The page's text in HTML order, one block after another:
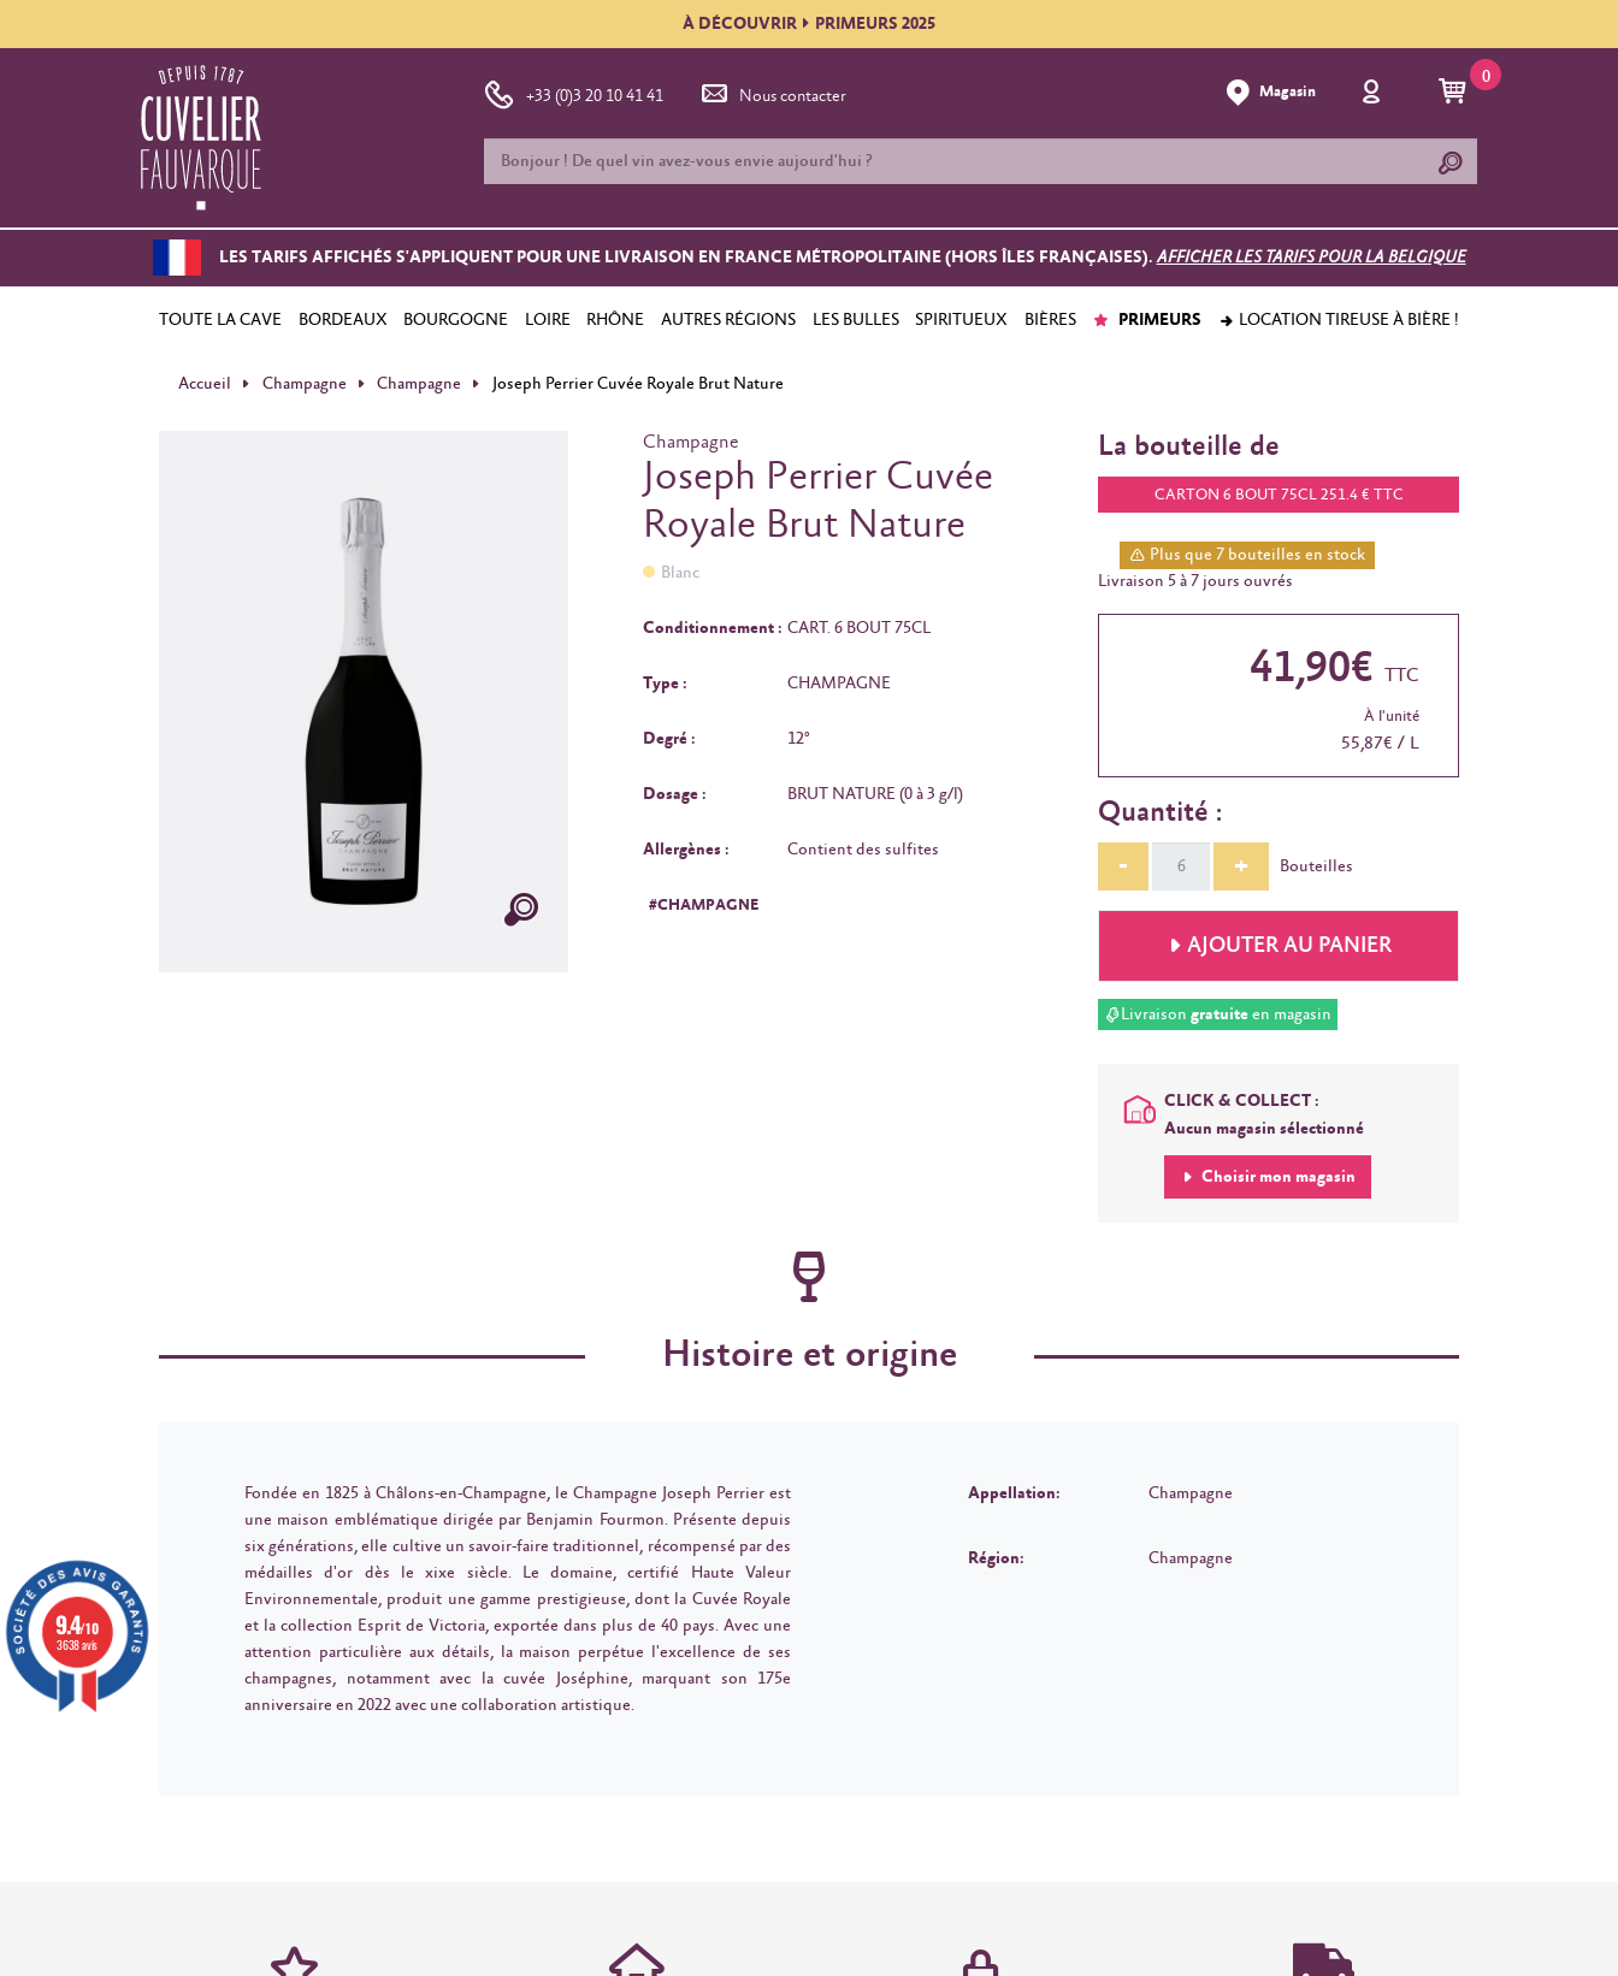
À DÉCOUVRIR PRIMEURS 2025
+33 (0)3 20 10 41 41 Nous contacter Magasin
0
LES TARIFS AFFICHÉS S'APPLIQUENT POUR UNE LIVRAISON EN FRANCE MÉTROPOLITAINE (HORS ÎLES FRANÇAISES).AFFICHER LES TARIFS POUR LA BELGIQUE
TOUTE LA CAVE BORDEAUX BOURGOGNE LOIRE RHÔNE AUTRES RÉGIONS LES BULLES SPIRITUEUX BIÈRES PRIMEURS LOCATION TIREUSE À BIÈRE !
Accueil Champagne Champagne Joseph Perrier Cuvée Royale Brut Nature
Champagne
Joseph Perrier Cuvée
Royale Brut Nature
Blanc
Conditionnement : CART. 6 BOUT 75CL
Type : CHAMPAGNE
Degré : 12°
Dosage : BRUT NATURE (0 à 3 g/l)
Allergènes : Contient des sulfites
#CHAMPAGNE
La bouteille de
CARTON 6 BOUT 75CL 251.4 € TTC
Plus que 7 bouteilles en stock
Livraison 5 à 7 jours ouvrés
41,90€ TTC
À l'unité
55,87€ / L
Quantité :
-
+ Bouteilles
AJOUTER AU PANIER
Livraison gratuiteen magasin
CLICK & COLLECT :
Aucun magasin sélectionné
Choisir mon magasin
Histoire et origine
Fondée en 1825 à Châlons-en-Champagne, le Champagne Joseph Perrier est
une maison emblématique dirigée par Benjamin Fourmon. Présente depuis
six générations, elle cultive un savoir-faire traditionnel, récompensé par des
médailles d'or dès le xixe siècle. Le domaine, certifié Haute Valeur
Environnementale, produit une gamme prestigieuse, dont la Cuvée Royale
et la collection Esprit de Victoria, exportée dans plus de 40 pays. Avec une
attention particulière aux détails, la maison perpétue l'excellence de ses
champagnes, notamment avec la cuvée Joséphine, marquant son 175e
anniversaire en 2022 avec une collaboration artistique.
Appellation: Champagne
Région: Champagne
9.4/10
3638 avis